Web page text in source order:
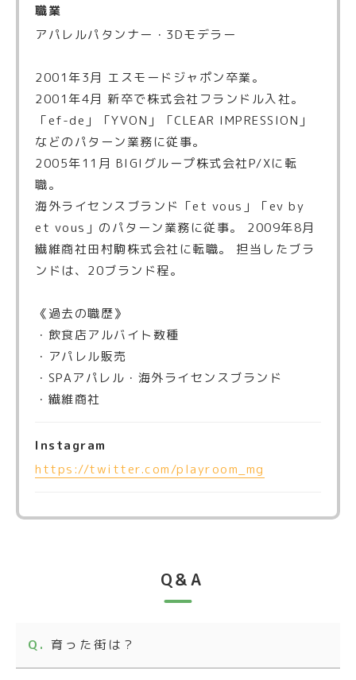
職業
アパレルパタンナー・3Dモデラー
2001年3月 エスモードジャポン卒業。
2001年4月 新卒で株式会社フランドル入社。
「ef-de」「YVON」「CLEAR IMPRESSION」
などのパターン業務に従事。
2005年11月 BIGIグループ株式会社P/Xに転
職。
海外ライセンスブランド「et vous」「ev by
et vous」のパターン業務に従事。 2009年8月
繊維商社田村駒株式会社に転職。 担当したブラ
ンドは、20ブランド程。
《過去の職歴》
・飲食店アルバイト数種
・アパレル販売
・SPAアパレル・海外ライセンスブランド
・繊維商社
Instagram
https://twitter.com/playroom_mg
Q＆A
育った街は？